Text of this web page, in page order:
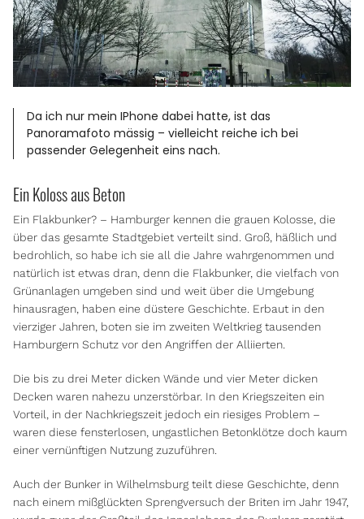
Da ich nur mein IPhone dabei hatte, ist das
Panoramafoto mässig – vielleicht reiche ich bei
passender Gelegenheit eins nach.
Ein Koloss aus Beton
Ein Flakbunker? – Hamburger kennen die grauen Kolosse, die
über das gesamte Stadtgebiet verteilt sind. Groß, häßlich und
bedrohlich, so habe ich sie all die Jahre wahrgenommen und
natürlich ist etwas dran, denn die Flakbunker, die vielfach von
Grünanlagen umgeben sind und weit über die Umgebung
hinausragen, haben eine düstere Geschichte. Erbaut in den
vierziger Jahren, boten sie im zweiten Weltkrieg tausenden
Hamburgern Schutz vor den Angriffen der Alliierten.
Die bis zu drei Meter dicken Wände und vier Meter dicken
Decken waren nahezu unzerstörbar. In den Kriegszeiten ein
Vorteil, in der Nachkriegszeit jedoch ein riesiges Problem –
waren diese fensterlosen, ungastlichen Betonklötze doch kaum
einer vernünftigen Nutzung zuzuführen.
Auch der Bunker in Wilhelmsburg teilt diese Geschichte, denn
nach einem mißglückten Sprengversuch der Briten im Jahr 1947,